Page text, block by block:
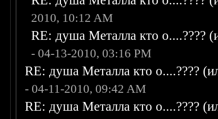
2010, 10:12 AM
RE: душа Металла кто о....????
- 04-13-2010, 03:16 PM
RE: душа Металла кто о....????
- 04-11-2010, 09:42 AM
RE: душа Металла кто о....????